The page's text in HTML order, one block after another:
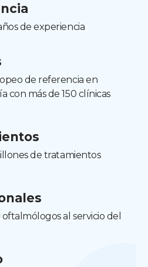
de experiencia
de referencia en
con más de 150 clínicas
de tratamientos
oftalmólogos al servicio del